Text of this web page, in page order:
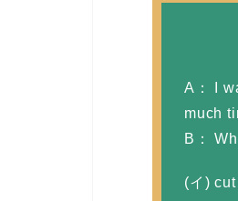
A： I
much
B：
(イ)